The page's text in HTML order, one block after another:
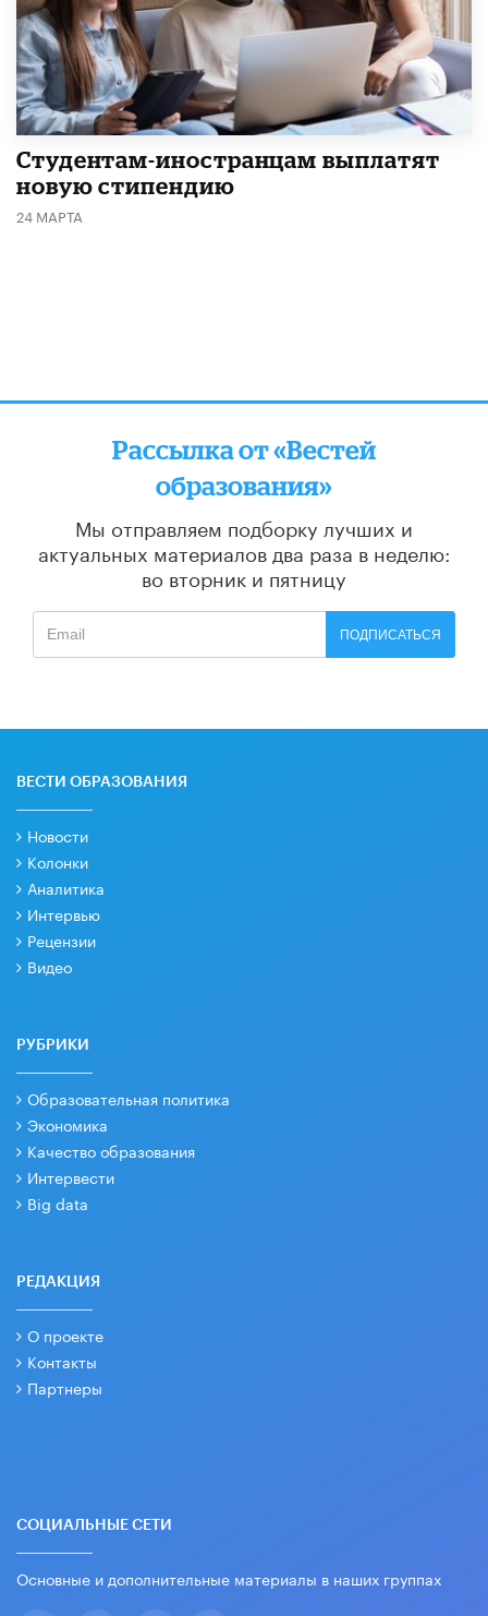
Студентам-иностранцам выплатят
новую стипендию
24 МАРТА
Рассылка от «Вестей
образования»
Мы отправляем подборку лучших и
актуальных материалов два раза в неделю:
во вторник и пятницу
ПОДПИСАТЬСЯ
ВЕСТИ ОБРАЗОВАНИЯ
Новости
Колонки
Аналитика
Интервью
Рецензии
Видео
РУБРИКИ
Образовательная политика
Экономика
Качество образования
Интервести
Big data
РЕДАКЦИЯ
О проекте
Контакты
Партнеры
СОЦИАЛЬНЫЕ СЕТИ
Основные и дополнительные материалы в наших группах